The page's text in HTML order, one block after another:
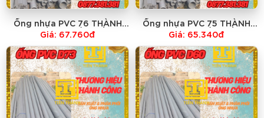
Ống nhựa PVC 76 THÀNH
CÔNG-GIÁ RẺ NHẤT
Giá: 67.760đ
Ống nhựa PVC 75 THÀNH
CÔNG-GIÁ RẺ NHẤT
Giá: 65.340đ